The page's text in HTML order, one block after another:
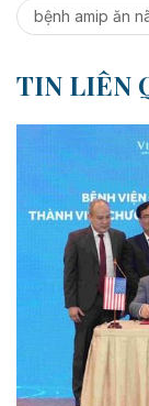
bệnh amip ăn
TIN LIÊN